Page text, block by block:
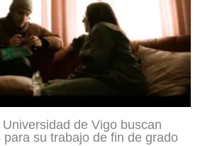
de Vigo buscan
su trabajo de fin de grado